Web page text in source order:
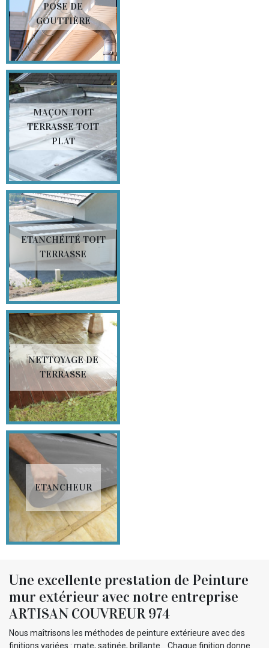
POSE DE
GOUTTIÈRE
MAÇON TOIT
TERRASSE TOIT
PLAT
ETANCHÉITÉ TOIT
TERRASSE
NETTOYAGE DE
TERRASSE
ETANCHEUR
Une excellente prestation de Peinture
mur extérieur avec notre entreprise
ARTISAN COUVREUR 974
Nous maîtrisons les méthodes de peinture extérieure avec des
finitions variées : mate, satinée, brillante... Chaque finition donne